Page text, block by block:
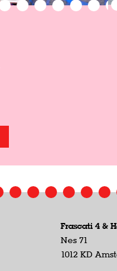
Frascati 4 &
Nes 71
1012 KD